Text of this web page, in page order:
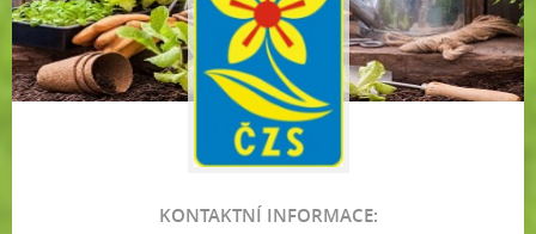
KONTAKTNÍ INFORMACE: